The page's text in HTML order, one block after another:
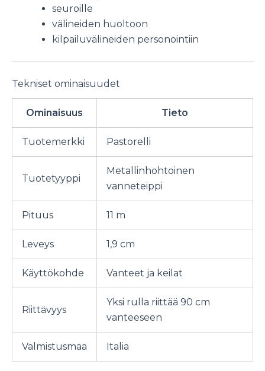
seuroille
välineiden huoltoon
kilpailuvälineiden personointiin
Tekniset ominaisuudet
Ominaisuus Tieto
Tuotemerkki Pastorelli
Tuotetyyppi
Metallinhohtoinen
vanneteippi
Pituus 11 m
Leveys 1,9 cm
Käyttökohde Vanteet ja keilat
Riittävyys
Yksi rulla riittää 90 cm
vanteeseen
Valmistusmaa Italia